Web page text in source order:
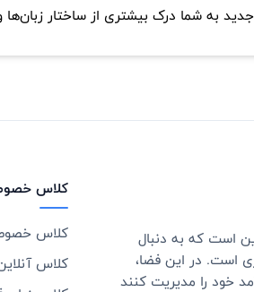
جدید به شما درک بیشتری از ساختار
است که به دنبال
است. در این فضا،
خود را مدیریت کنند
کلاس
کلاس
کلاس